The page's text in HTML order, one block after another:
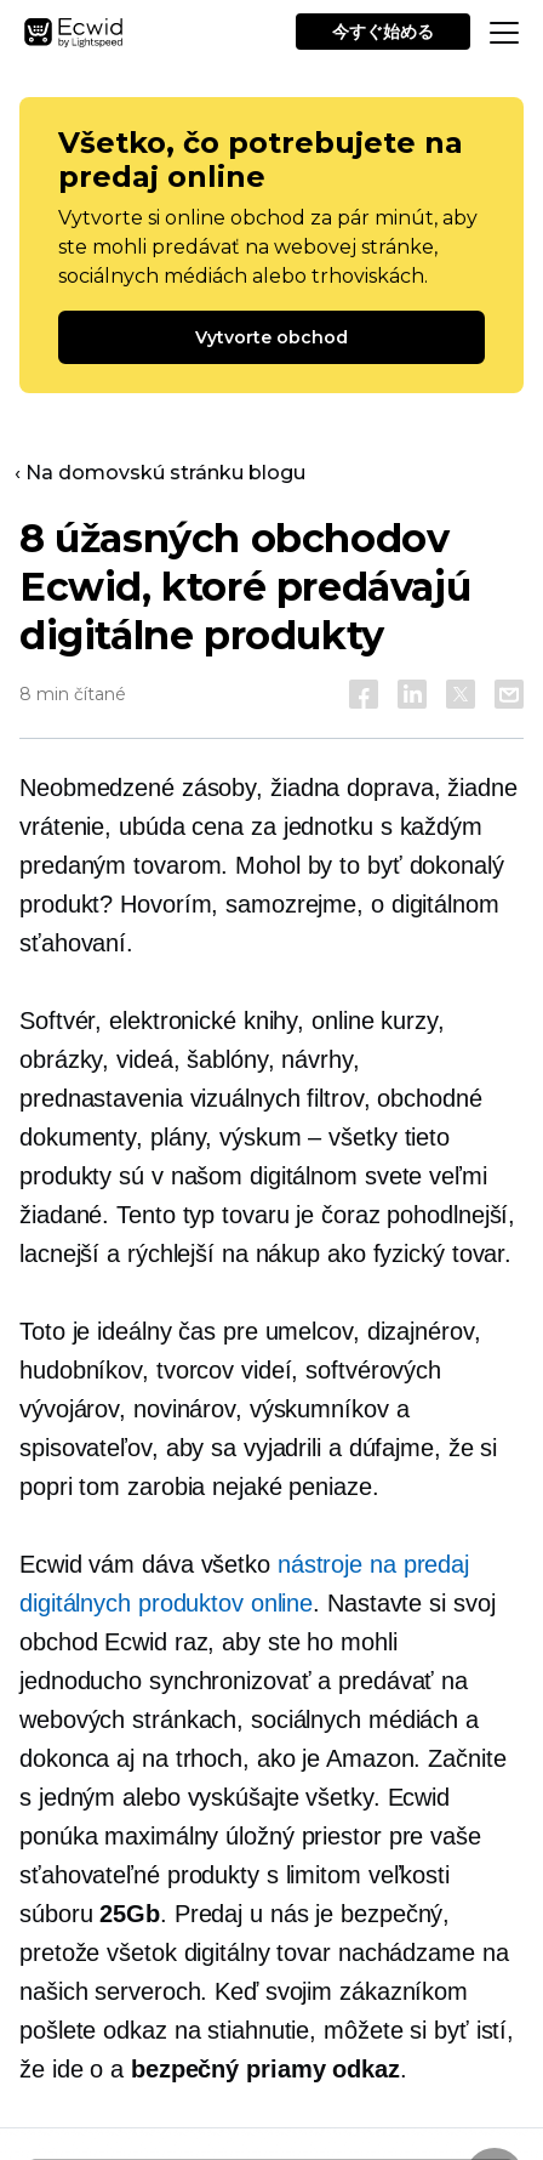
今すぐ始める
Všetko, čo potrebujete na
predaj online
Vytvorte si online obchod za pár minút, aby
ste mohli predávať na webovej stránke,
sociálnych médiách alebo trhoviskách.
Vytvorte obchod
‹ Na domovskú stránku blogu
8 úžasných obchodov
Ecwid, ktoré predávajú
digitálne produkty
8 min čítané
Neobmedzené zásoby, žiadna doprava, žiadne
vrátenie, ubúdacena za jednotku s každým
predaným tovarom. Mohol by to byť dokonalý
produkt? Hovorím, samozrejme, o digitálnom
sťahovaní.
Softvér, elektronické knihy, online kurzy,
obrázky, videá, šablóny, návrhy,
prednastavenia vizuálnych filtrov, obchodné
dokumenty, plány, výskum – všetky tieto
produkty sú v našom digitálnom svete veľmi
žiadané. Tento typ tovaru je čoraz pohodlnejší,
lacnejší a rýchlejší na nákup ako fyzický tovar.
Toto je ideálny čas pre umelcov, dizajnérov,
hudobníkov, tvorcov videí, softvérových
vývojárov, novinárov, výskumníkov a
spisovateľov, aby sa vyjadrili a dúfajme, že si
popri tom zarobia nejaké peniaze.
Ecwid vám dáva všetko nástroje na predaj
digitálnych produktov online. Nastavte si svoj
obchod Ecwid raz, aby ste ho mohli
jednoducho synchronizovať a predávať na
webových stránkach, sociálnych médiách a
dokonca aj na trhoch, ako je Amazon. Začnite
s jedným alebo vyskúšajte všetky. Ecwid
ponúka maximálny úložný priestor pre vaše
sťahovateľné produkty s limitom veľkosti
súboru25Gb. Predaj u nás je bezpečný,
pretože všetok digitálny tovar nachádzame na
našich serveroch. Keď svojim zákazníkom
pošlete odkaz na stiahnutie, môžete si byť istí,
že ide o a bezpečný priamy odkaz.